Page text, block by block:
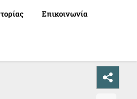
Επικοινωνία